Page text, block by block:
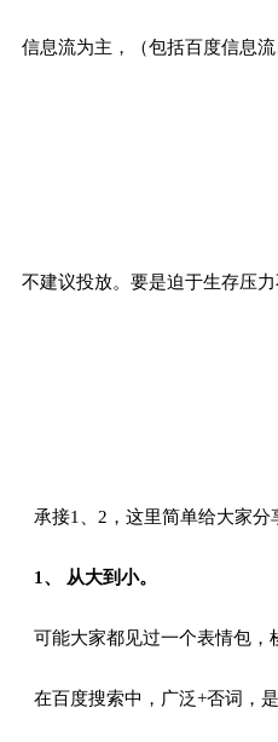
信息流为主，（包括百度信息
不建议投放。要是迫于生存压
承接1、2，这里简单给大家分
1、 从大到小。
可能大家都见过一个表情包，
在百度搜索中，广泛+否词，